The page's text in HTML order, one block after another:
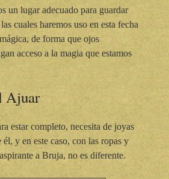
un lugar adecuado para guardar
cuales haremos uso en esta fecha
de forma que ojos
acceso a la magia que estamos
Ajuar
estar completo, necesita de joyas
él, y en este caso, con las ropas y
a Bruja, no es diferente.